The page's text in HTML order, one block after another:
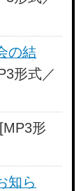
の結
形式／
[MP3形
知ら